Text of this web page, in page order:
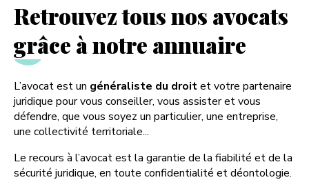
Retrouvez tous nos avocats
grâce à notre annuaire
L’avocat est un généraliste du droitet votre partenaire
juridique pour vous conseiller, vous assister et vous
défendre, que vous soyez un particulier, une entreprise,
une collectivité territoriale...
Le recours à l’avocat est la garantie de la fiabilité et de la
sécurité juridique, en toute confidentialité et déontologie.